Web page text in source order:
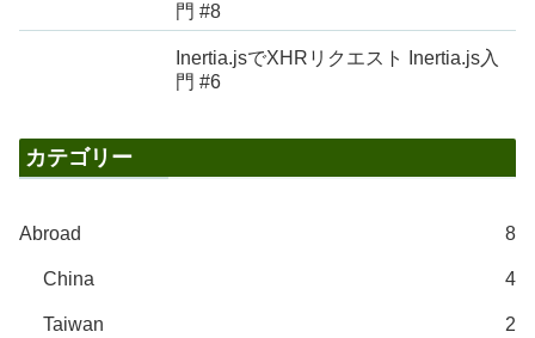
門 #8
Inertia.jsでXHRリクエスト Inertia.js入
門 #6
カテゴリー
Abroad 8
China 4
Taiwan 2